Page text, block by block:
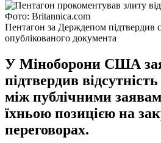
Фото: Britannica.com
Пентагон за Держдепом підтвердив
опублікованого документа
У Міноборони США
підтвердив
між публічними
їхньою позицією на
переговорах.